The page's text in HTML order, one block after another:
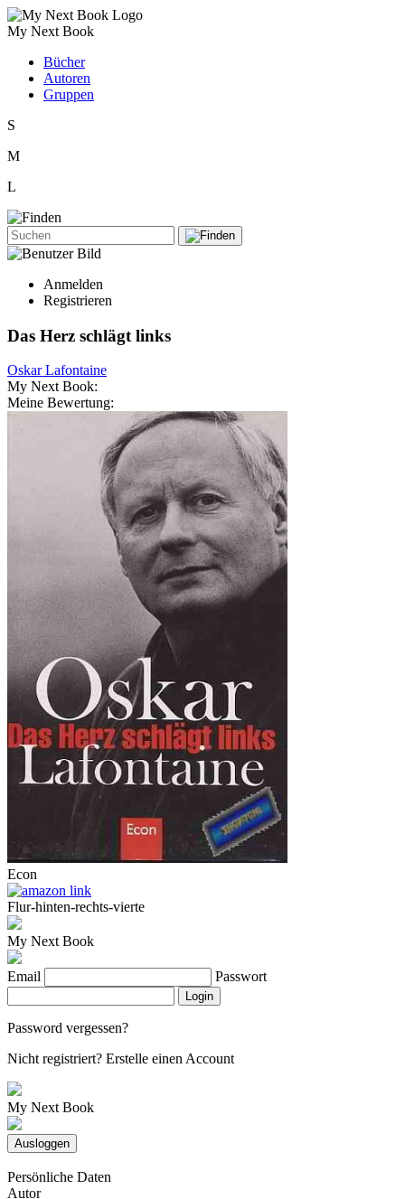
My Next Book
Bücher
Autoren
Gruppen
S
M
L
Anmelden
Registrieren
Das Herz schlägt links
Oskar Lafontaine
My Next Book:
Meine Bewertung:
Econ
Flur-hinten-rechts-vierte
My Next Book
Email Passwort
Login
Password vergessen?
Nicht registriert? Erstelle einen Account
My Next Book
Ausloggen
Persönliche Daten
Autor